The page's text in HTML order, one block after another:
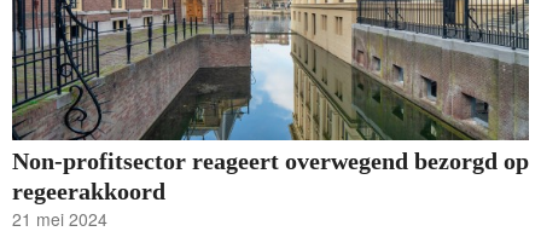
Non-profitsector reageert overwegend bezorgd op
regeerakkoord
21 mei 2024